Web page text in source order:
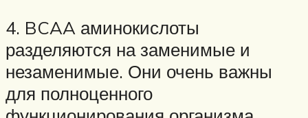
4. BCAA аминокислоты
разделяются на заменимые и
незаменимые. Они очень важны
для полноценного